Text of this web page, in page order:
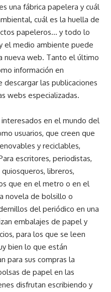
una fábrica papelera y cuál
cuál es la huella de
papeleros… y todo lo
el medio ambiente puede
nueva web. Tanto el último
información en
las publicaciones
webs especializadas.
en el mundo del
usuarios, que creen que
y reciclables,
escritores, periodistas,
libreros,
que en el metro o en el
novela de bolsillo o
del periódico en una
embalajes de papel y
para los que se leen
bien lo que están
para sus compras la
de papel en las
disfrutan escribiendo y